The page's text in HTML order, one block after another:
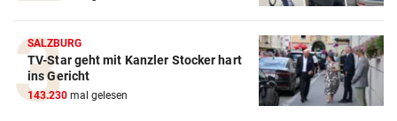
SALZBURG
TV-Star geht mit Kanzler Stocker hart
ins Gericht
143.230 mal gelesen